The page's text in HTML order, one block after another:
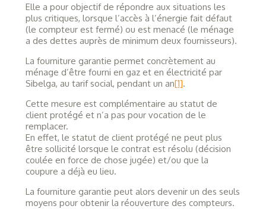
Elle a pour objectif de répondre aux situations les
plus critiques, lorsque l’accès à l’énergie fait défaut
(le compteur est fermé) ou est menacé (le ménage
a des dettes auprès de minimum deux fournisseurs).
La fourniture garantie permet concrètement au
ménage d’être fourni en gaz et en électricité par
Sibelga, au tarif social, pendant un an[1].
Cette mesure est complémentaire au statut de
client protégé et n’a pas pour vocation de le
remplacer.
En effet, le statut de client protégé ne peut plus
être sollicité lorsque le contrat est résolu (décision
coulée en force de chose jugée) et/ou que la
coupure a déjà eu lieu.
La fourniture garantie peut alors devenir un des seuls
moyens pour obtenir la réouverture des compteurs.